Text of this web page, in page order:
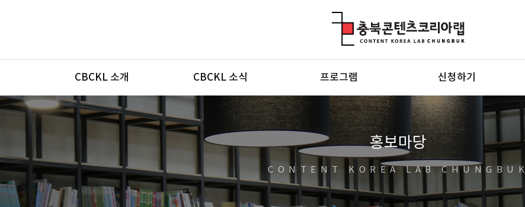
메뉴
CBCKL 소개 CBCKL 소식 프로그램 신청하기
홍보마당
CONTENT KOREA LAB CHUNGBUK